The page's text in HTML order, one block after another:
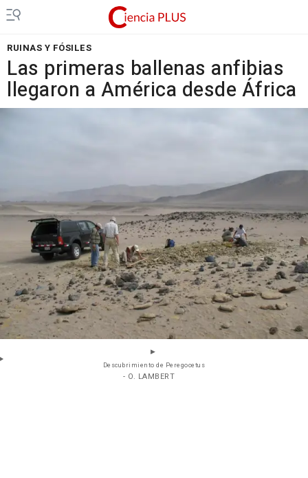
RUINAS Y FÓSILES
Las primeras ballenas anfibias
llegaron a América desde África
Descubrimiento de Peregocetus
- O. LAMBERT